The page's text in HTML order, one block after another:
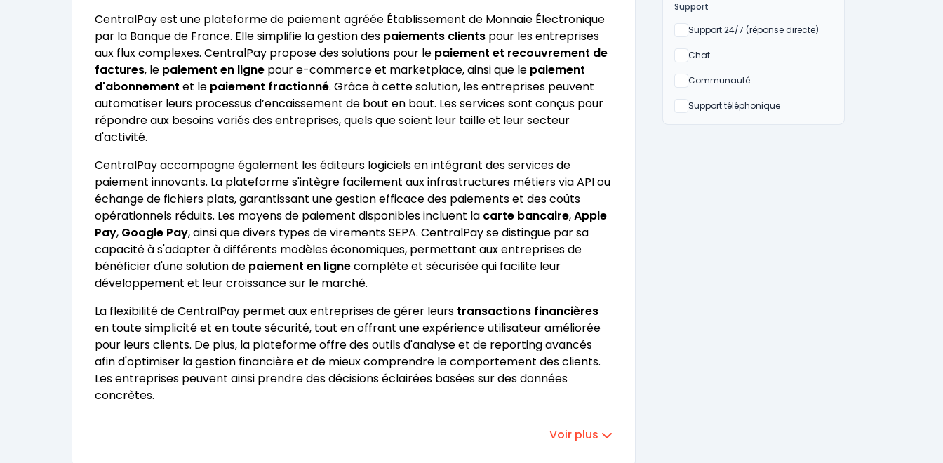
Support
Support 24/7 (réponse directe)
Non
Chat
Non
Communauté
Non
Support téléphonique
Non
CentralPay est une plateforme de paiement agréée Établissement de Monnaie Électronique
par la Banque de France. Elle simplifie la gestion des paiements clients pour les entreprises
aux flux complexes. CentralPay propose des solutions pour le paiement et recouvrement de
factures, le paiement en ligne pour e-commerce et marketplace, ainsi que le paiement
d'abonnement et le paiement fractionné. Grâce à cette solution, les entreprises peuvent
automatiser leurs processus d’encaissement de bout en bout. Les services sont conçus pour
répondre aux besoins variés des entreprises, quels que soient leur taille et leur secteur
d'activité.
CentralPay accompagne également les éditeurs logiciels en intégrant des services de
paiement innovants. La plateforme s'intègre facilement aux infrastructures métiers via API ou
échange de fichiers plats, garantissant une gestion efficace des paiements et des coûts
opérationnels réduits. Les moyens de paiement disponibles incluent la carte bancaire,Apple
Pay, Google Pay, ainsi que divers types de virements SEPA. CentralPay se distingue par sa
capacité à s'adapter à différents modèles économiques, permettant aux entreprises de
bénéficier d'une solution de paiement en lignecomplète et sécurisée qui facilite leur
développement et leur croissance sur le marché.
La flexibilité de CentralPay permet aux entreprises de gérer leurs transactions financières
en toute simplicité et en toute sécurité, tout en offrant une expérience utilisateur améliorée
pour leurs clients. De plus, la plateforme offre des outils d'analyse et de reporting avancés
afin d'optimiser la gestion financière et de mieux comprendre le comportement des clients.
Les entreprises peuvent ainsi prendre des décisions éclairées basées sur des données
concrètes.
Voir plus